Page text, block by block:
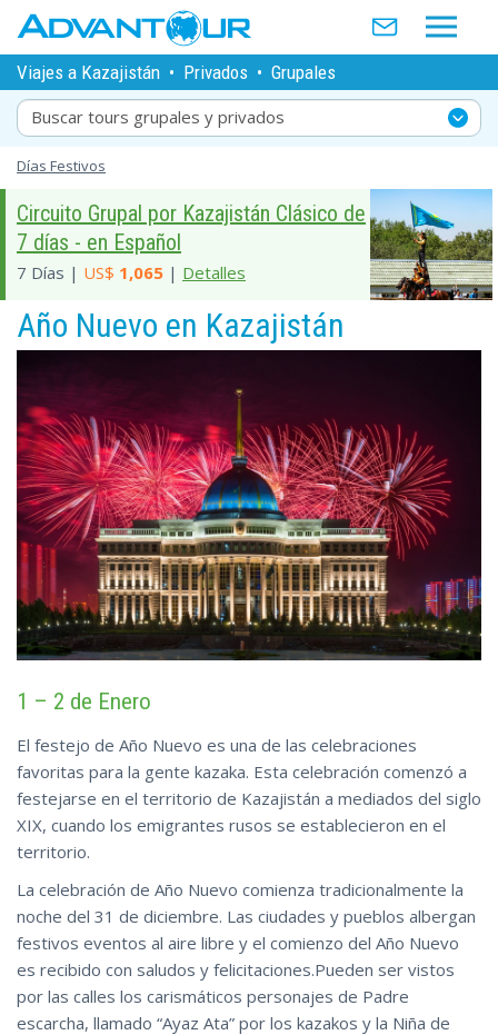
Viajes a Kazajistán • Privados • Grupales
Buscar tours grupales y privados
Días Festivos
Circuito Grupal por Kazajistán Clásico de
7 días - en Español
7 Días | US$ 1,065 | Detalles
Año Nuevo en Kazajistán
1 – 2 de Enero
El festejo de Año Nuevo es una de las celebraciones
favoritas para la gente kazaka. Esta celebración comenzó a
festejarse en el territorio de Kazajistán a mediados del siglo
XIX, cuando los emigrantes rusos se establecieron en el
territorio.
La celebración de Año Nuevo comienza tradicionalmente la
noche del 31 de diciembre. Las ciudades y pueblos albergan
festivos eventos al aire libre y el comienzo del Año Nuevo
es recibido con saludos y felicitaciones.Pueden ser vistos
por las calles los carismáticos personajes de Padre
escarcha, llamado “Ayaz Ata” por los kazakos y la Niña de